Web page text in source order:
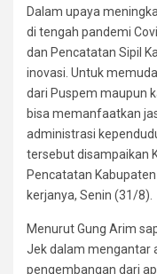
Dalam upaya
di tengah pandemi
dan Pencatatan Sipil
inovasi. Untuk
dari Puspem maupun
bisa memanfaatkan
administrasi
tersebut disampaikan
Pencatatan
kerjanya, Senin (31/8).
Menurut Gung Arim
Jek dalam mengantar
pengembangan dari